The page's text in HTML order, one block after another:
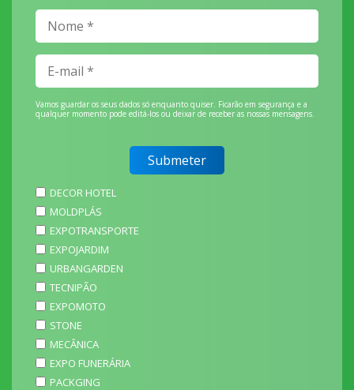
Vamos guardar os seus dados só enquanto quiser. Ficarão em segurança e a
qualquer momento pode editá-los ou deixar de receber as nossas mensagens.
DECOR HOTEL
MOLDPLÁS
EXPOTRANSPORTE
EXPOJARDIM
URBANGARDEN
TECNIPÃO
EXPOMOTO
STONE
MECÂNICA
EXPO FUNERÁRIA
PACKGING